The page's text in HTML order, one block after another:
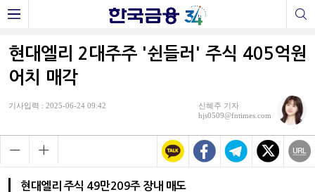
현대엘리 2대주주 '쉰들러' 주식 405억원
어치 매각
기사입력 : 2025-06-24 09:42
신혜주 기자
hjs0509@fntimes.com
현대엘리 주식 49만209주 장내 매도